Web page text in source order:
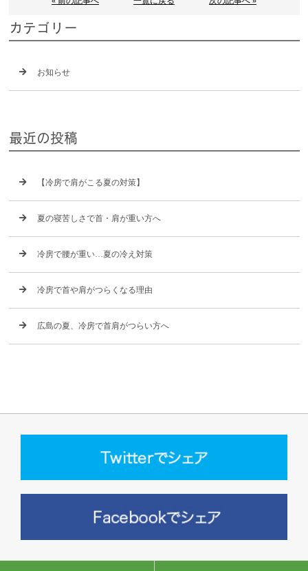
カテゴリー
お知らせ
最近の投稿
【冷房で肩がこる夏の対策】
夏の寝苦しさで首・肩が重い方へ
冷房で腰が重い…夏の冷え対策
冷房で首や肩がつらくなる理由
広島の夏、冷房で首肩がつらい方へ